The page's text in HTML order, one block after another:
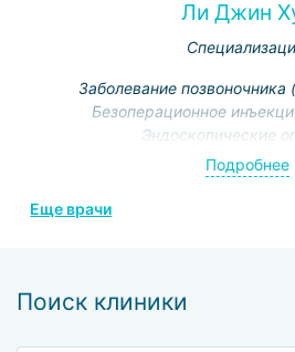
Ли Джин
Заболевание позвоночника
Безоперационное
Эндоскопические
Подробнее
Еще врачи
Поиск клиники